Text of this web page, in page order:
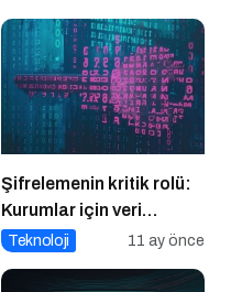
Şifrelemenin kritik rolü:
Kurumlar için veri
güvenliğinin temel
Teknoloji 11 ay önce